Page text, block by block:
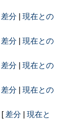
差分
現在との
差分
現在との
差分
現在との
差分
現在との
[ 差分
現在と